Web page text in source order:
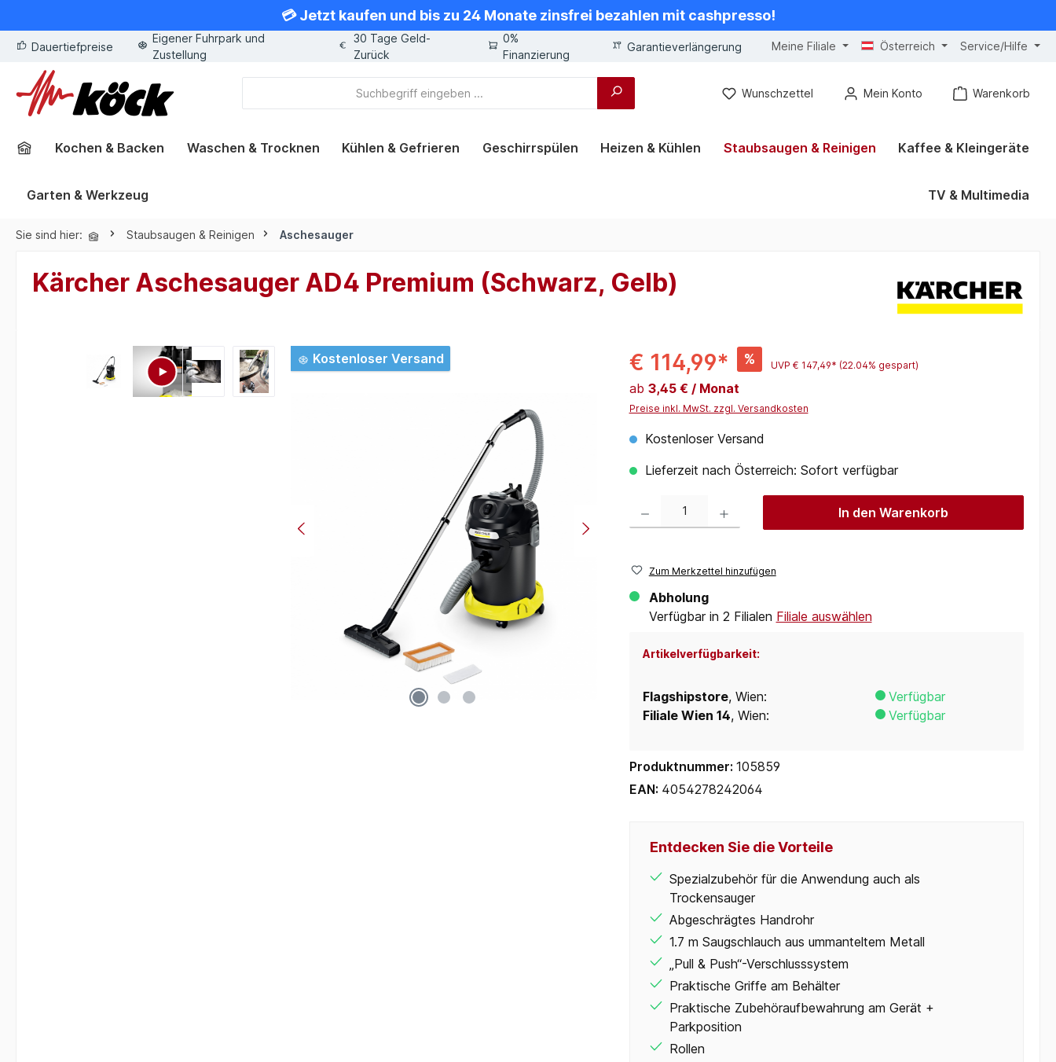
💳 Jetzt kaufen und bis zu 24 Monate zinsfrei bezahlen mit cashpresso!
Dauertiefpreise
Eigener Fuhrpark und
Zustellung
30 Tage Geld-
Zurück
0%
Finanzierung
Garantieverlängerung Meine Filiale Österreich Service/Hilfe
Wunschzettel Mein Konto Warenkorb
Kochen & Backen Waschen & Trocknen Kühlen & Gefrieren Geschirrspülen Heizen & Kühlen Staubsaugen & Reinigen Kaffee & Kleingeräte
Garten & Werkzeug TV & Multimedia
Sie sind hier: Staubsaugen & Reinigen Aschesauger
Kärcher Aschesauger AD4 Premium (Schwarz, Gelb)
Bildergalerie überspringen Kostenloser Versand € 114,99* % UVP € 147,49* (22.04% gespart)
ab 3,45 € / Monat
Preise inkl. MwSt. zzgl. Versandkosten
Kostenloser Versand
Lieferzeit nach Österreich: Sofort verfügbar
In den Warenkorb
Zum Merkzettel hinzufügen
Abholung
Verfügbar in 2 Filialen Filiale auswählen
Artikelverfügbarkeit:
Flagshipstore, Wien:
Verfügbar
Filiale Wien 14, Wien: Verfügbar
Produktnummer: 105859
EAN: 4054278242064
Entdecken Sie die Vorteile
Spezialzubehör für die Anwendung auch als
Trockensauger
Abgeschrägtes Handrohr
1.7 m Saugschlauch aus ummanteltem Metall
„Pull & Push“-Verschlusssystem
Praktische Griffe am Behälter
Praktische Zubehöraufbewahrung am Gerät +
Parkposition
Rollen